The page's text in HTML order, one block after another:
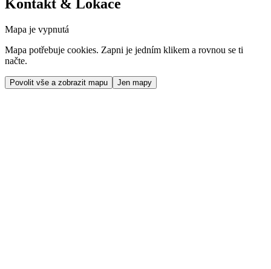
Kontakt & Lokace
Mapa je vypnutá
Mapa potřebuje cookies. Zapni je jedním klikem a rovnou se ti
načte.
Povolit vše a zobrazit mapu Jen mapy